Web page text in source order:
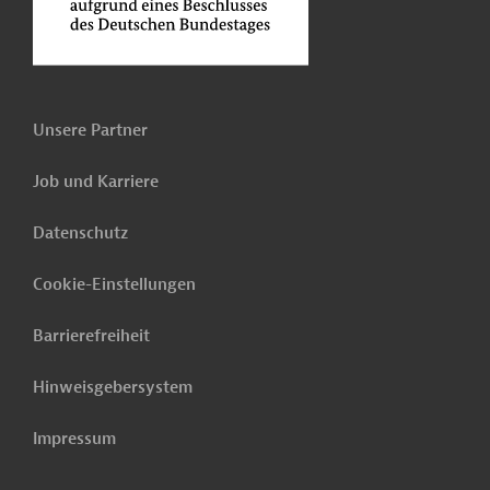
Unsere Partner
Job und Karriere
Datenschutz
Cookie-Einstellungen
Barrierefreiheit
Hinweisgebersystem
Impressum